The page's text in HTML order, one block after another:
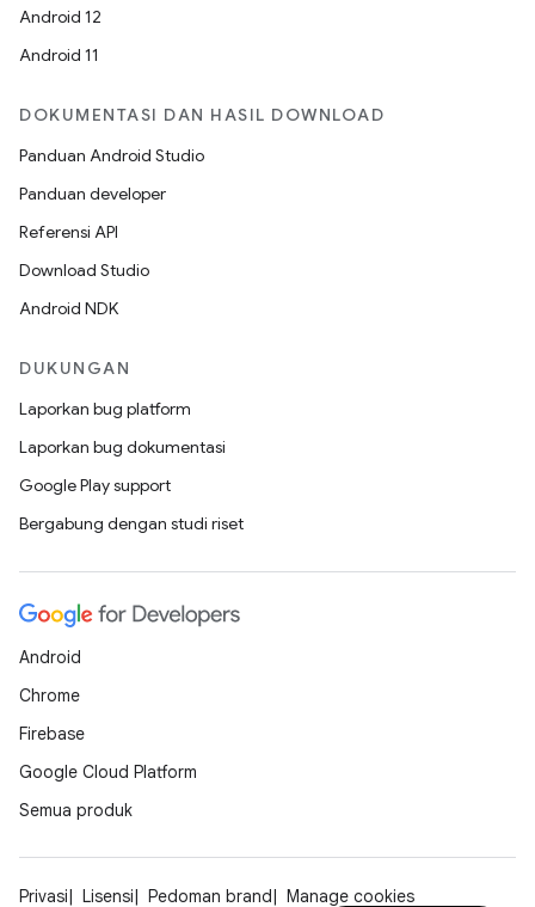
Android 12
Android 11
DOKUMENTASI DAN HASIL DOWNLOAD
Panduan Android Studio
Panduan developer
Referensi API
Download Studio
Android NDK
DUKUNGAN
Laporkan bug platform
Laporkan bug dokumentasi
Google Play support
Bergabung dengan studi riset
Android
Chrome
Firebase
Google Cloud Platform
Semua produk
Privasi Lisensi Pedoman brand Manage cookies